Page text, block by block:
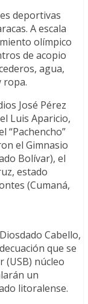
deportivas
A escala
olímpico
de acopio
agua,
ropa.
José Pérez
Luis Aparicio,
“Pachencho”
el Gimnasio
Bolívar), el
estado
(Cumaná,
Cabello,
que se
(USB) núcleo
un
litoralense.